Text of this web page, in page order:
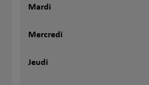
Mardi
Mercredi
Jeudi